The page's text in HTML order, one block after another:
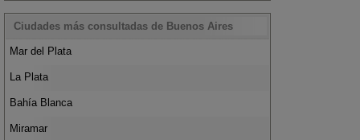
Ciudades más consultadas de Buenos Aires
Mar del Plata
La Plata
Bahía Blanca
Miramar